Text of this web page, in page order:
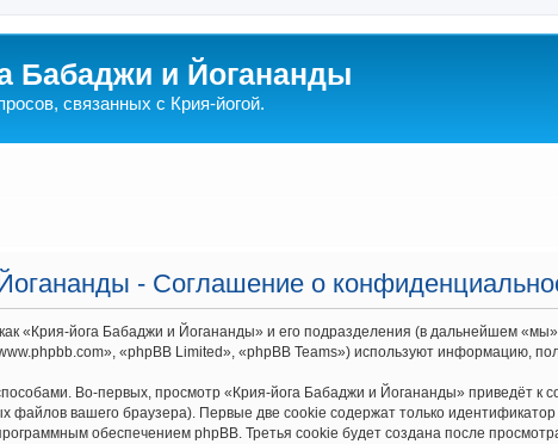
Бабаджи и Йогананды
связанных с Крия-йогой.
- Соглашение о
«Крия-йога Бабаджи и Йогананды» и его подразделения (в дальнейшем
«phpBB Limited», «phpBB Teams») используют информацию,
Во-первых, просмотр «Крия-йога Бабаджи и Йогананды» приведёт
файлов вашего браузера). Первые две cookie содержат только
обеспечением phpBB. Третья cookie будет создана после